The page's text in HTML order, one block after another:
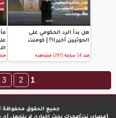
هل بدأ الرد الحكومي على
الحوثيين أخيرا؟! | كومنت
منذ 14 ساعة (287) مشاهده منذ 14 ساعة (280) مشاهده
1
2
3
جميع الحقوق محفوظة © 2025
(مصادر نت)محرك بحث إخباري لا يتحمل أي